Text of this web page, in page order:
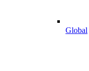
Global